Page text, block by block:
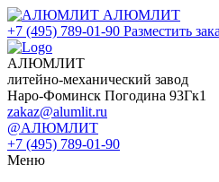
АЛЮМЛИТ
+7 (495) 789-01-90 Разместить
АЛЮМЛИТ
литейно-механический завод
Наро-Фоминск Погодина 93Гк1
zakaz@alumlit.ru
@АЛЮМЛИТ
+7 (495) 789-01-90
Меню